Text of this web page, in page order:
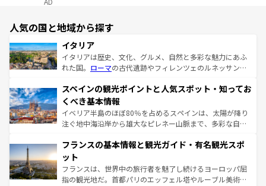
人気の国と地域から探す
イタリア
イタリアは歴史、文化、グルメ、自然と多彩な魅力にあふ
れた国。 ローマの古代遺跡やフィレンツェのルネッサンス
ろん、トスカーナの美しい田園風景やアマルフィ海岸の絶
景など、自然景観も見逃せない。観光の合間には、本場の
ピザやパスタなど、絶品のイタリア料理を堪能することも
できる。朝目覚めてから夜眠るまで、すべての瞬間を楽し
なお、新着のイタリア情報はコンテンツ一覧を参照してほ
しい。
スペインの観光ポイントと人気スポット・知ってお
くべき基本情報
イベリア半島のほぼ80％を占めるスペインは、太陽が降り
注ぐ地中海沿岸から雄大なピレネー山脈まで、多彩な自然
文化が根付くこの国では、情熱的なフラメンコ、熱気あふ
れる闘牛、そして美味しいタパスが生活の一部となってい
る。首都マドリードの洗練された雰囲気や、バルセロナの
アートに溢れた街角から、地方では古代ローマ遺跡や中世
フランスの基本情報と観光ガイド・有名観光スポ
ット
フランスは、世界中の旅行者を魅了し続けるヨーロッパ屈
指の観光地だ。首都パリのエッフェル塔やルーブル美術館